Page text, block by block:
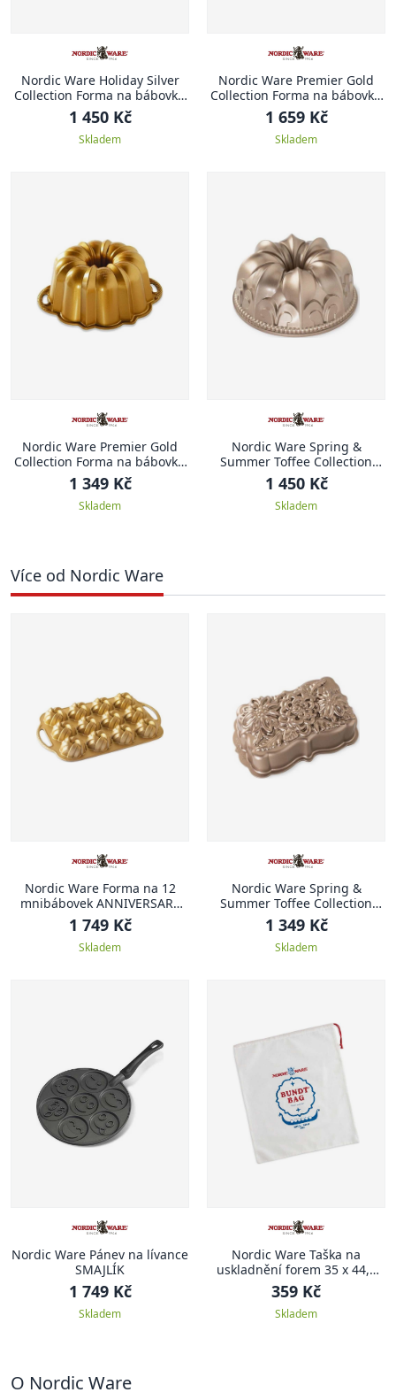
Nordic Ware Holiday Silver
Collection Forma na bábovku
DOMEČKY
1 450 Kč
Skladem
Nordic Ware Premier Gold
Collection Forma na bábovku
Brilliance, 26 cm
1 659 Kč
Skladem
Nordic Ware Premier Gold
Collection Forma na bábovku
20 cm ANNIVERSARY
1 349 Kč
Skladem
Nordic Ware Spring &
Summer Toffee Collection
Forma na bábovku 23,5 cm
KRÁLOVSKÁ LILIE
1 450 Kč
Skladem
Více od Nordic Ware
Nordic Ware Forma na 12
mnibábovek ANNIVERSARY
PROPLETENÁ
1 749 Kč
Skladem
Nordic Ware Spring &
Summer Toffee Collection
Forma LUČNÍ KVĚTY
1 349 Kč
Skladem
Nordic Ware Pánev na lívance
SMAJLÍK
1 749 Kč
Skladem
Nordic Ware Taška na
uskladnění forem 35 x 44,5
cm
359 Kč
Skladem
O Nordic Ware